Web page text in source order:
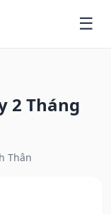
2 Tháng
Thân